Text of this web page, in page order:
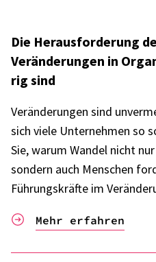
Die Heraus­for­de­rung
Verän­de­run­gen in
rig sind
Verän­de­run­gen sind
sich viele Unter­neh­men so
Sie, warum Wandel nicht
sondern auch Menschen
Führungs­kräfte im
Mehr erfahren